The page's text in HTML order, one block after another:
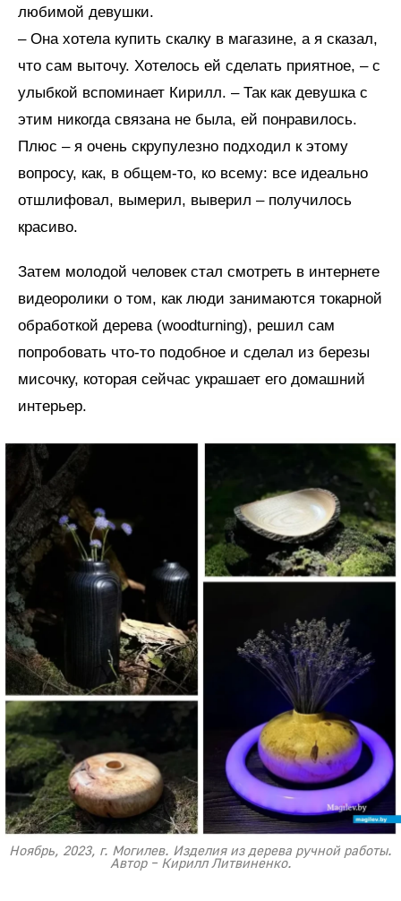
любимой девушки.
– Она хотела купить скалку в магазине, а я сказал,
что сам выточу. Хотелось ей сделать приятное, – с
улыбкой вспоминает Кирилл. – Так как девушка с
этим никогда связана не была, ей понравилось.
Плюс – я очень скрупулезно подходил к этому
вопросу, как, в общем-то, ко всему: все идеально
отшлифовал, вымерил, выверил – получилось
красиво.
Затем молодой человек стал смотреть в интернете
видеоролики о том, как люди занимаются токарной
обработкой дерева (woodturning), решил сам
попробовать что-то подобное и сделал из березы
мисочку, которая сейчас украшает его домашний
интерьер.
Ноябрь, 2023, г. Могилев. Изделия из дерева ручной работы.
Автор – Кирилл Литвиненко.